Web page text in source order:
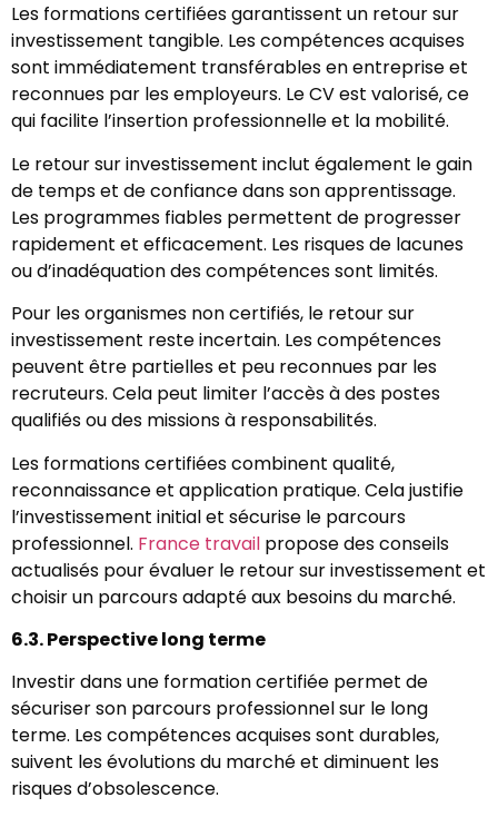
Les formations certifiées garantissent un retour sur
investissement tangible. Les compétences acquises
sont immédiatement transférables en entreprise et
reconnues par les employeurs. Le CV est valorisé, ce
qui facilite l’insertion professionnelle et la mobilité.
Le retour sur investissement inclut également le gain
de temps et de confiance dans son apprentissage.
Les programmes fiables permettent de progresser
rapidement et efficacement. Les risques de lacunes
ou d’inadéquation des compétences sont limités.
Pour les organismes non certifiés, le retour sur
investissement reste incertain. Les compétences
peuvent être partielles et peu reconnues par les
recruteurs. Cela peut limiter l’accès à des postes
qualifiés ou des missions à responsabilités.
Les formations certifiées combinent qualité,
reconnaissance et application pratique. Cela justifie
l’investissement initial et sécurise le parcours
professionnel. France travail propose des conseils
actualisés pour évaluer le retour sur investissement et
choisir un parcours adapté aux besoins du marché.
6.3. Perspective long terme
Investir dans une formation certifiée permet de
sécuriser son parcours professionnel sur le long
terme. Les compétences acquises sont durables,
suivent les évolutions du marché et diminuent les
risques d’obsolescence.